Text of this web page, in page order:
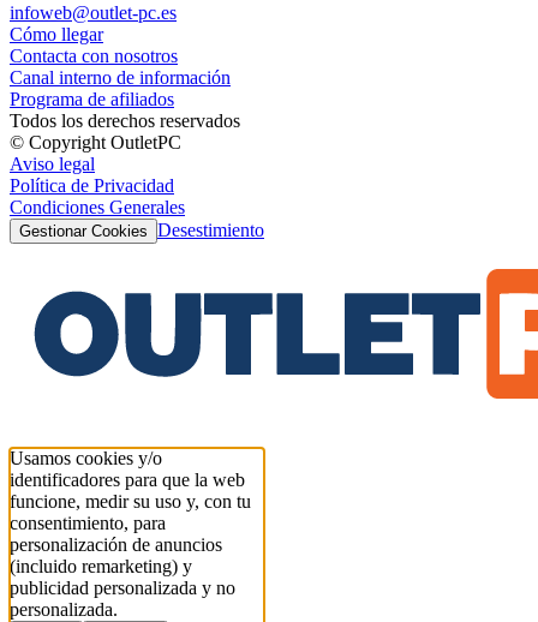
infoweb@outlet-pc.es
Cómo llegar
Contacta con nosotros
Canal interno de información
Programa de afiliados
Todos los derechos reservados
© Copyright OutletPC
Aviso legal
Política de Privacidad
Condiciones Generales
Gestionar Cookies Desestimiento
Usamos cookies y/o
identificadores para que la web
funcione, medir su uso y, con tu
consentimiento, para
personalización de anuncios
(incluido remarketing) y
publicidad personalizada y no
personalizada.